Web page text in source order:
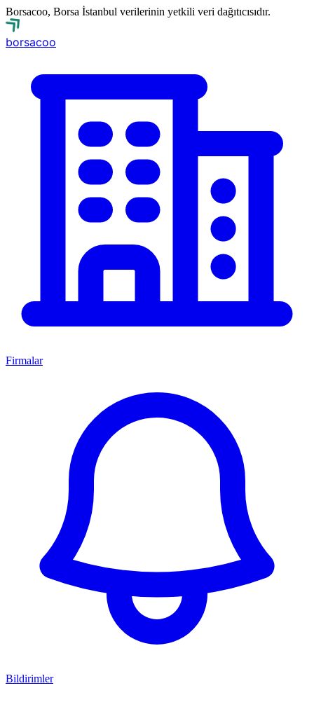
Borsacoo, Borsa İstanbul verilerinin yetkili veri dağıtıcısıdır.
borsacoo
Firmalar
Bildirimler